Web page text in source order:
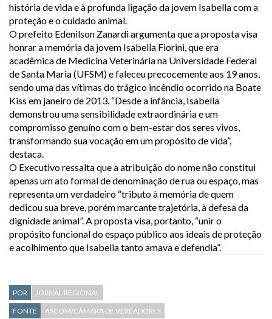
história de vida e à profunda ligação da jovem Isabella com a
proteção e o cuidado animal.
O prefeito Edenilson Zanardi argumenta que a proposta visa
honrar a memória da jovem Isabella Fiorini, que era
acadêmica de Medicina Veterinária na Universidade Federal
de Santa Maria (UFSM) e faleceu precocemente aos 19 anos,
sendo uma das vítimas do trágico incêndio ocorrido na Boate
Kiss em janeiro de 2013. “Desde a infância, Isabella
demonstrou uma sensibilidade extraordinária e um
compromisso genuíno com o bem-estar dos seres vivos,
transformando sua vocação em um propósito de vida”,
destaca.
O Executivo ressalta que a atribuição do nome não constitui
apenas um ato formal de denominação de rua ou espaço, mas
representa um verdadeiro “tributo à memória de quem
dedicou sua breve, porém marcante trajetória, à defesa da
dignidade animal”. A proposta visa, portanto, “unir o
propósito funcional do espaço público aos ideais de proteção
e acolhimento que Isabella tanto amava e defendia”.
POR
JORNAL REGIONAL
FONTE
ASCOM/CÂMARA DE VEREADORES